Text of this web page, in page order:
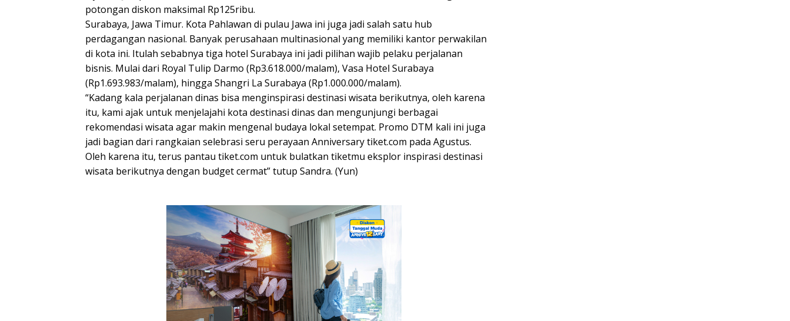
potongan diskon maksimal Rp125ribu.
Surabaya, Jawa Timur. Kota Pahlawan di pulau Jawa ini juga jadi salah satu hub
perdagangan nasional. Banyak perusahaan multinasional yang memiliki kantor perwakilan
di kota ini. Itulah sebabnya tiga hotel Surabaya ini jadi pilihan wajib pelaku perjalanan
bisnis. Mulai dari Royal Tulip Darmo (Rp3.618.000/malam), Vasa Hotel Surabaya
(Rp1.693.983/malam), hingga Shangri La Surabaya (Rp1.000.000/malam).
“Kadang kala perjalanan dinas bisa menginspirasi destinasi wisata berikutnya, oleh karena
itu, kami ajak untuk menjelajahi kota destinasi dinas dan mengunjungi berbagai
rekomendasi wisata agar makin mengenal budaya lokal setempat. Promo DTM kali ini juga
jadi bagian dari rangkaian selebrasi seru perayaan Anniversary tiket.com pada Agustus.
Oleh karena itu, terus pantau tiket.com untuk bulatkan tiketmu eksplor inspirasi destinasi
wisata berikutnya dengan budget cermat” tutup Sandra. (Yun)